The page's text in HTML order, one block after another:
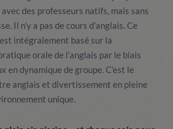
des professeurs natifs, mais sans
Il n’y a pas de cours d’anglais. Ce
intégralement basé sur la
orale de l’anglais par le biais
en dynamique de groupe. C’est le
anglais et divertissement en pleine
unique.